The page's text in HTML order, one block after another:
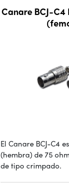
Canare BCJ-C4
El Canare BCJ-C4
(hembra) de 75
de tipo crimpado.